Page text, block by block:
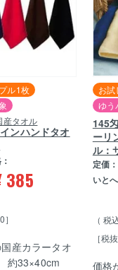
ル1枚
産タオル
ンハンドタオ
385
産カラータオ
33×40cm
お
ゆう
145
ーリ
ル：
定価：
いと
税
［税
価